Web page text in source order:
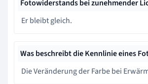
Fotowiderstands bei zunehmender
Er bleibt gleich.
Was beschreibt die Kennlinie eines
Die Veränderung der Farbe bei